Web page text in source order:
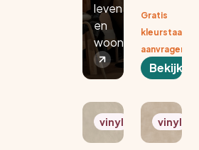
leven
en
woonstijl.
Gratis
kleurstaal
aanvragen
Bekijken
vinyl vinyl